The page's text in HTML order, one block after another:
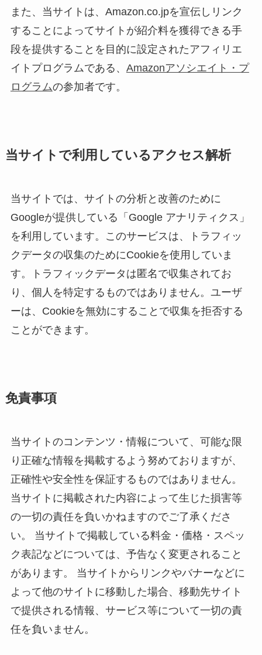
また、当サイトは、Amazon.co.jpを宣伝しリンク
することによってサイトが紹介料を獲得できる手
段を提供することを目的に設定されたアフィリエ
イトプログラムである、 Amazonアソシエイト・プ
ログラムの参加者です。
当サイトで利用しているアクセス解析
当サイトでは、サイトの分析と改善のために
Googleが提供している「Google アナリティクス」
を利用しています。このサービスは、トラフィッ
クデータの収集のためにCookieを使用していま
す。トラフィックデータは匿名で収集されてお
り、個人を特定するものではありません。ユーザ
ーは、Cookieを無効にすることで収集を拒否する
ことができます。
免責事項
当サイトのコンテンツ・情報について、可能な限
り正確な情報を掲載するよう努めておりますが、
正確性や安全性を保証するものではありません。
当サイトに掲載された内容によって生じた損害等
の一切の責任を負いかねますのでご了承くださ
い。 当サイトで掲載している料金・価格・スペッ
ク表記などについては、予告なく変更されること
があります。 当サイトからリンクやバナーなどに
よって他のサイトに移動した場合、移動先サイト
で提供される情報、サービス等について一切の責
任を負いません。